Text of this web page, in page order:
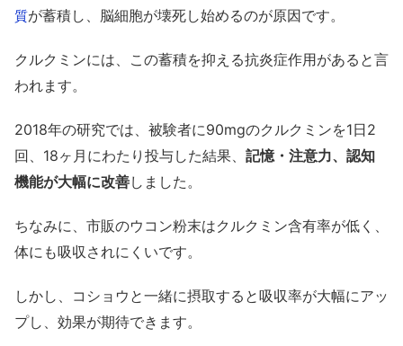
質が蓄積し、脳細胞が壊死し始めるのが原因です。
クルクミンには、この蓄積を抑える抗炎症作用があると言
われます。
2018年の研究では、被験者に90mgのクルクミンを1日2
回、18ヶ月にわたり投与した結果、 記憶・注意力、認知
機能が大幅に改善しました。
ちなみに、市販のウコン粉末はクルクミン含有率が低く、
体にも吸収されにくいです。
しかし、コショウと一緒に摂取すると吸収率が大幅にアッ
プし、効果が期待できます。